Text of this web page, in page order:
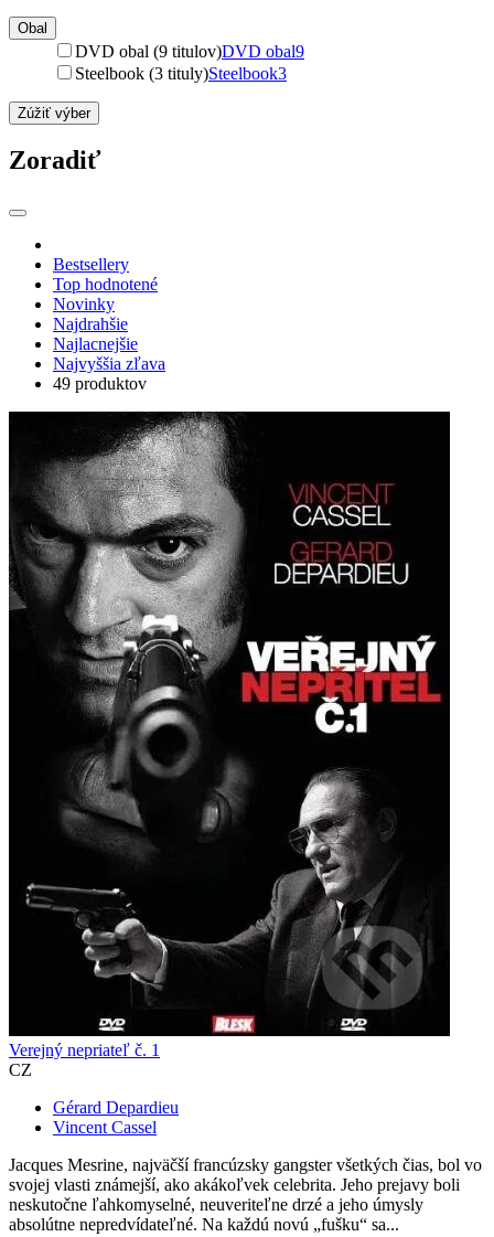
Obal
DVD obal (9 titulov)DVD obal9
Steelbook (3 tituly)Steelbook3
Zúžiť výber
Zoradiť
Bestsellery
Top hodnotené
Novinky
Najdrahšie
Najlacnejšie
Najvyššia zľava
49 produktov
Verejný nepriateľ č. 1
CZ
Gérard Depardieu
Vincent Cassel
Jacques Mesrine, najväčší francúzsky gangster všetkých čias, bol vo
svojej vlasti známejší, ako akákoľvek celebrita. Jeho prejavy boli
neskutočne ľahkomyselné, neuveriteľne drzé a jeho úmysly
absolútne nepredvídateľné. Na každú novú „fušku“ sa...